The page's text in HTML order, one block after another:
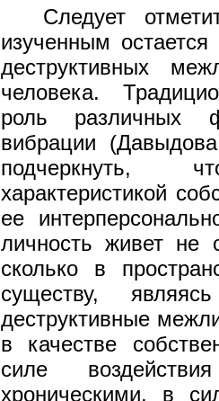
Следует
изученным
деструктивных
человека.
роль различных
вибрации
подчеркнуть,
характеристикой
ее
личность живет не
сколько в
существу,
деструктивные
в качестве
силе
хроническими, в